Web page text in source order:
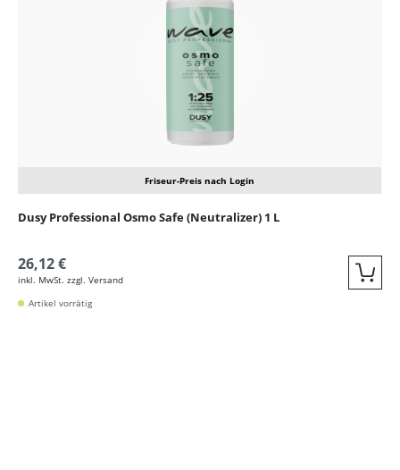
Friseur-Preis nach Login
Dusy Professional Osmo Safe (Neutralizer) 1 L
26,12 €
inkl. MwSt. zzgl. Versand
Artikel vorrätig